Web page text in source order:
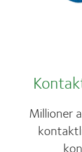
Millioner